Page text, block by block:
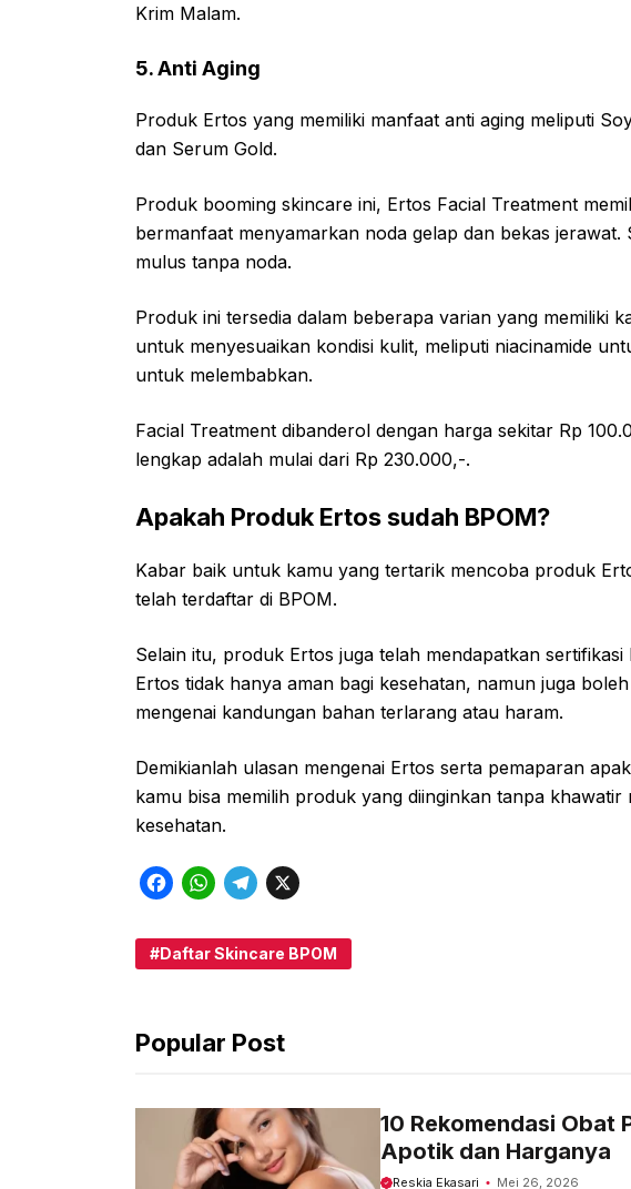
Krim Malam.
5. Anti Aging
Produk Ertos yang memiliki manfaat anti aging meliputi
dan Serum Gold.
Produk booming skincare ini, Ertos Facial Treatment
bermanfaat menyamarkan noda gelap dan bekas jerawat.
mulus tanpa noda.
Produk ini tersedia dalam beberapa varian yang memiliki
untuk menyesuaikan kondisi kulit, meliputi niacinamide
untuk melembabkan.
Facial Treatment dibanderol dengan harga sekitar Rp
lengkap adalah mulai dari Rp 230.000,-.
Apakah Produk Ertos sudah BPOM?
Kabar baik untuk kamu yang tertarik mencoba produk
telah terdaftar di BPOM.
Selain itu, produk Ertos juga telah mendapatkan
Ertos tidak hanya aman bagi kesehatan, namun juga
mengenai kandungan bahan terlarang atau haram.
Demikianlah ulasan mengenai Ertos serta pemaparan
kamu bisa memilih produk yang diinginkan tanpa
kesehatan.
F
c
o
W
a
A
p
T
l
r
m
X
Daftar Skincare BPOM
Popular Post
10 Rekomendasi Obat
Apotik dan Harganya
Reskia Ekasari Mei 26, 2026